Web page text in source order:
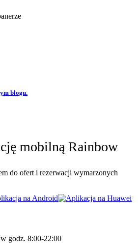
blogu.
mobilną Rainbow
do ofert i rezerwacji wymarzonych
w godz. 8:00-22:00